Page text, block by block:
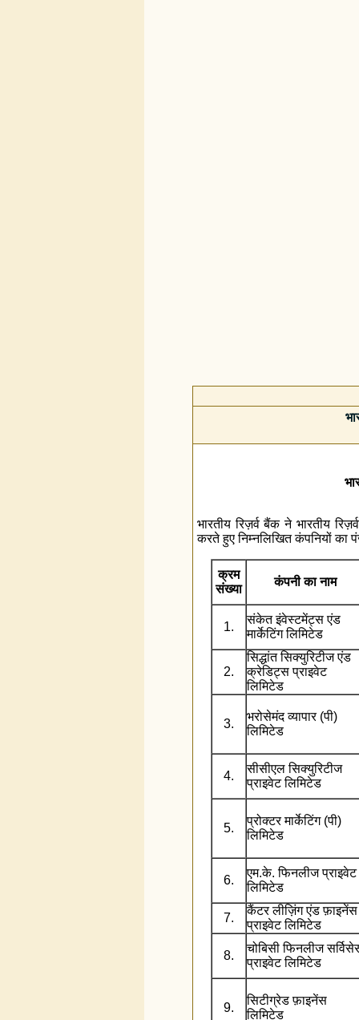
भारतीय रिज़र्व बैंक ने भारतीय
करते हुए निम्‍नलिखित कंपनियों का
क्रम
संख्या
कंपनी का नाम
1.
संकेत इंवेस्टमेंट्स एंड
मार्केटिंग लिमिटेड
2.
सिद्धांत सिक्युरिटीज एंड
क्रेडिट्स प्राइवेट
लिमिटेड
3.
भरोसेमंद व्यापार (पी)
लिमिटेड
4.
सीसीएल सिक्युरिटीज
प्राइवेट लिमिटेड
5.
प्रोक्टर मार्केटिंग (पी)
लिमिटेड
6.
एम.के. फिनलीज प्राइवेट
लिमिटेड
7.
कैंटर लीज़िंग एंड फ़ाइनेंस
प्राइवेट लिमिटेड
8.
चोबिसी फिनलीज
प्राइवेट लिमिटेड
9.
सिटीग्रेड फ़ाइनेंस
लिमिटेड